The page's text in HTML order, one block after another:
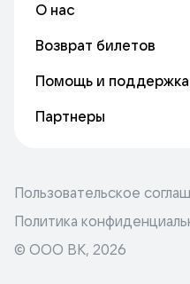
О нас
Возврат билетов
Помощь и поддержка
Партнеры
Пользовательское
Политика
© ООО ВК, 2026